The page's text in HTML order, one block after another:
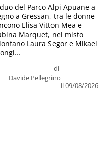
di
Davide Pellegrino
il 09/08/2026
del Parco Alpi Apuane a
a Gressan, tra le donne
Elisa Vitton Mea e
Marquet, nel misto
Laura Segor e Mikael